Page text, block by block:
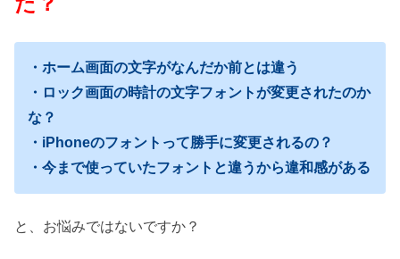
・ホーム画面の文字がなんだか前とは違う
・ロック画面の時計の文字フォントが変更されたのか
な？
・iPhoneのフォントって勝手に変更されるの？
・今まで使っていたフォントと違うから違和感がある
と、お悩みではないですか？